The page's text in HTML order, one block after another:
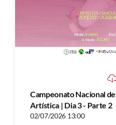
Campeonato Nacional
Artística | Dia 3 - Parte 2
02/07/2026 13:00